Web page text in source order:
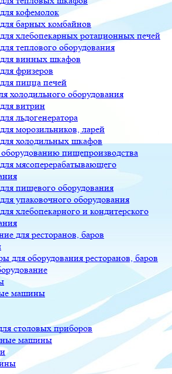
кофемолок
барных комбайнов
хлебопекарных ротационных печей
теплового оборудования
винных шкафов
фризеров
пицца печей
холодильного оборудования
витрин
льдогенератора
морозильников, ларей
холодильных шкафов
оборудованию пищепроизводства
мясоперерабатывающего
пищевого оборудования
упаковочного оборудования
хлебопекарного и кондитерского
для ресторанов, баров
для оборудования ресторанов, баров
машины
столовых приборов
машины